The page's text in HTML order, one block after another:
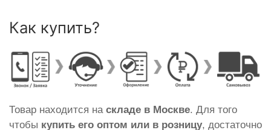
Как купить?
Товар находится на складе в Москве. Для того
чтобы купить его оптом или в розницу, достаточно